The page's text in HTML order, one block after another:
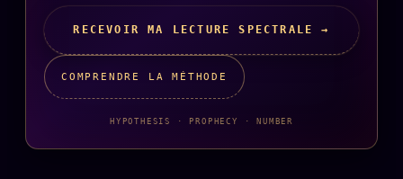
RECEVOIR MA LECTURE SPECTRALE →
COMPRENDRE LA MÉTHODE
HYPOTHESIS · PROPHECY · NUMBER